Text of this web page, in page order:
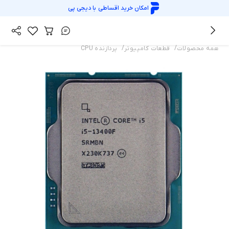
امکان خرید اقساطی بادیجی پی
همه محصولات/ قطعات کامپیوتر/ پردازنده CPU